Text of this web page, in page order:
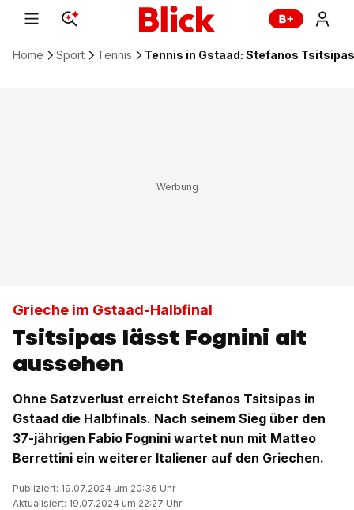
Home Sport Tennis Tennis in Gstaad: Stefanos
Grieche im Gstaad-Halbfinal
Tsitsipas lässt Fognini alt
aussehen
Ohne Satzverlust erreicht Stefanos Tsitsipas in
Gstaad die Halbfinals. Nach seinem Sieg über den
37-jährigen Fabio Fognini wartet nun mit Matteo
Berrettini ein weiterer Italiener auf den Griechen.
Publiziert: 19.07.2024 um 20:36 Uhr
Aktualisiert: 19.07.2024 um 22:27 Uhr